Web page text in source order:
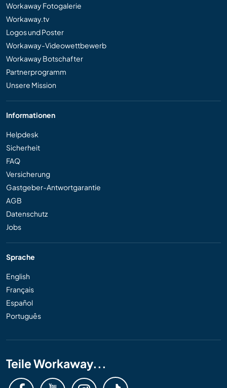
Workaway Fotogalerie
Workaway.tv
Logos und Poster
Workaway-Videowettbewerb
Workaway Botschafter
Partnerprogramm
Unsere Mission
Informationen
Helpdesk
Sicherheit
FAQ
Versicherung
Gastgeber-Antwortgarantie
AGB
Datenschutz
Jobs
Sprache
English
Français
Español
Português
Teile Workaway...